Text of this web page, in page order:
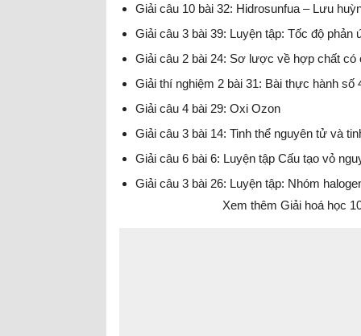
Giải câu 10 bài 32: Hidrosunfua – Lưu
Giải câu 3 bài 39: Luyện tập: Tốc độ phản
Giải câu 2 bài 24: Sơ lược về hợp chất có
Giải thí nghiệm 2 bài 31: Bài thực hành
Giải câu 4 bài 29: Oxi Ozon
Giải câu 3 bài 14: Tinh thể nguyên tử và
Giải câu 6 bài 6: Luyện tập Cấu tạo vỏ
Giải câu 3 bài 26: Luyện tập: Nhóm
Xem thêm Giải hoá học